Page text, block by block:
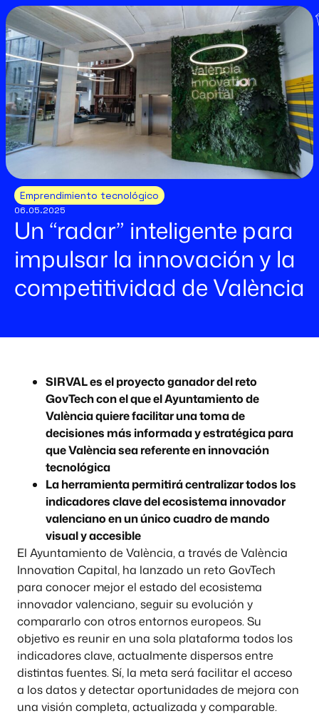
Emprendimiento tecnológico
06.05.2025
Un “radar” inteligente para
impulsar la innovación y la
competitividad de València
SIRVAL es el proyecto ganador del reto
GovTech con el que el Ayuntamiento de
València quiere facilitar una toma de
decisiones más informada y estratégica para
que València sea referente en innovación
tecnológica
La herramienta permitirá centralizar todos los
indicadores clave del ecosistema innovador
valenciano en un único cuadro de mando
visual y accesible
El Ayuntamiento de València, a través de València
Innovation Capital, ha lanzado un reto GovTech
para conocer mejor el estado del ecosistema
innovador valenciano, seguir su evolución y
compararlo con otros entornos europeos. Su
objetivo es reunir en una sola plataforma todos los
indicadores clave, actualmente dispersos entre
distintas fuentes. Sí, la meta será facilitar el acceso
a los datos y detectar oportunidades de mejora con
una visión completa, actualizada y comparable.